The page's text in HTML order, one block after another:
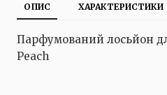
ОПИС ХАРАКТЕРИСТИКИ
Парфумований лосьйон
Peach